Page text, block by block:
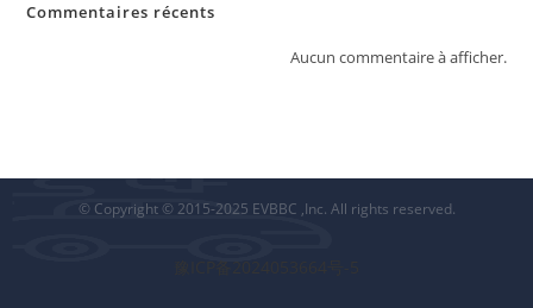
Commentaires récents
Aucun commentaire à afficher.
© Copyright © 2015-2025 EVBBC ,Inc. All rights reserved.